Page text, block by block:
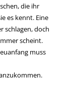
die ihr
es kennt. Eine
schlagen, doch
scheint.
muss